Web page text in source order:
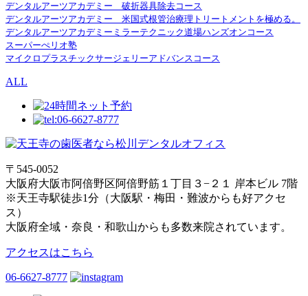
デンタルアーツアカデミー 破折器具除去コース
デンタルアーツアカデミー 米国式根管治療理トリートメントを極める。
デンタルアーツアカデミーミラーテクニック道場ハンズオンコース
スーパーぺリオ塾
マイクロプラスチックサージェリーアドバンスコース
ALL
〒545-0052
大阪府大阪市阿倍野区阿倍野筋１丁目３−２１ 岸本ビル 7階
※天王寺駅徒歩1分（大阪駅・梅田・難波からも好アクセ
ス）
大阪府全域・奈良・和歌山からも多数来院されています。
アクセスはこちら
06-6627-8777